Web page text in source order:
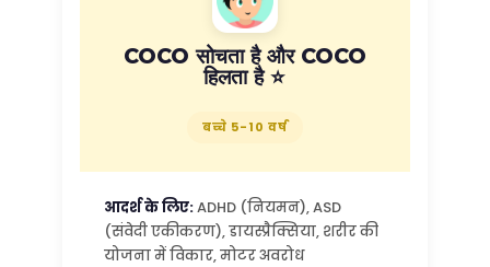
COCO सोचता है और COCO
हिलता है ⭐
बच्चे 5-10 वर्ष
आदर्श के लिए:ADHD (नियमन), ASD
(संवेदी एकीकरण), डायस्प्रैक्सिया, शरीर की
योजना में विकार, मोटर अवरोध